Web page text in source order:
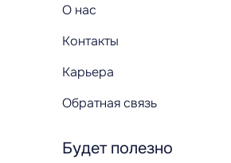
О нас
Контакты
Карьера
Обратная связь
Будет полезно